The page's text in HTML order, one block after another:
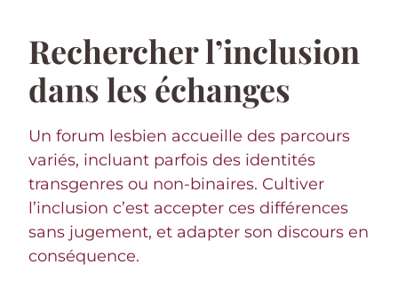
Rechercher l’inclusion
dans les échanges
Un forum lesbien accueille des parcours
variés, incluant parfois des identités
transgenres ou non-binaires. Cultiver
l’inclusion c’est accepter ces différences
sans jugement, et adapter son discours en
conséquence.